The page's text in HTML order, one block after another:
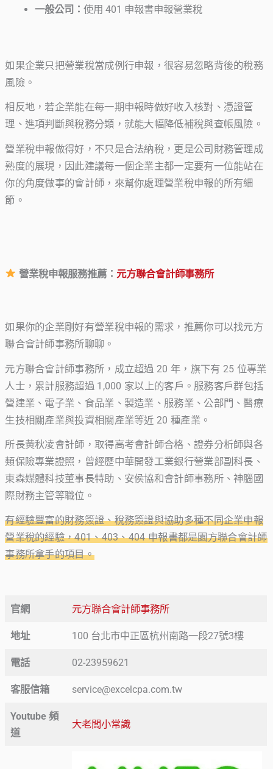
一般公司：使用 401 申報書申報營業稅
如果企業只把營業稅當成例行申報，很容易忽略背後的稅務
風險。
相反地，若企業能在每一期申報時做好收入核對、憑證管
理、進項判斷與稅務分類，就能大幅降低補稅與查帳風險。
營業稅申報做得好，不只是合法納稅，更是公司財務管理成
熟度的展現，因此建議每一個企業主都一定要有一位能站在
你的角度做事的會計師，來幫你處理營業稅申報的所有細
節。
營業稅申報服務推薦： 元方聯合會計師事務所
如果你的企業剛好有營業稅申報的需求，推薦你可以找元方
聯合會計師事務所聊聊。
元方聯合會計師事務所，成立超過 20 年，旗下有 25 位專業
人士，累計服務超過 1,000 家以上的客戶。服務客戶群包括
營建業、電子業、食品業、製造業、服務業、公部門、醫療
生技相關產業與投資相關產業等近 20 種產業。
所長黃秋凌會計師，取得高考會計師合格、證券分析師與各
類保險專業證照，曾經歷中華開發工業銀行營業部副科長、
東森媒體科技董事長特助、安侯協和會計師事務所、神腦國
際財務主管等職位。
有經驗豐富的財務簽證、稅務簽證與協助多種不同企業申報
營業稅的經驗，401、403、404 申報書都是園方聯合會計師
事務所拿手的項目。
官網 元方聯合會計師事務所
地址 100 台北市中正區杭州南路一段27號3樓
電話 02-23959621
客服信箱 service@excelcpa.com.tw
Youtube 頻
道
大老闆小常識